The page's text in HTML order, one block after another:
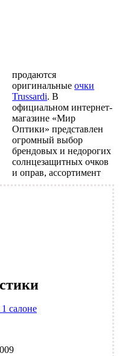
салоне
продаются
оригинальныеочки
Trussardi. В
официальном интернет-
магазине «Мир
Оптики» представлен
огромный выбор
брендовых и недорогих
солнцезащитных очков
и оправ, ассортимент